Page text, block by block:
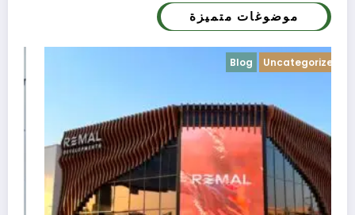
موضوغات متميزة
Blog Uncategorized